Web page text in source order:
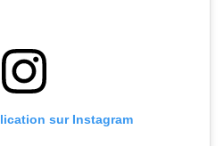
sur Instagram